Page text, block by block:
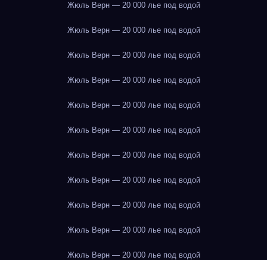
Жюль Верн — 20 000 лье под водой
Жюль Верн — 20 000 лье под водой
Жюль Верн — 20 000 лье под водой
Жюль Верн — 20 000 лье под водой
Жюль Верн — 20 000 лье под водой
Жюль Верн — 20 000 лье под водой
Жюль Верн — 20 000 лье под водой
Жюль Верн — 20 000 лье под водой
Жюль Верн — 20 000 лье под водой
Жюль Верн — 20 000 лье под водой
Жюль Верн — 20 000 лье под водой